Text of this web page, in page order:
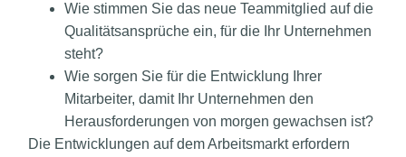
Wie stimmen Sie das neue Teammitglied auf die
Qualitätsansprüche ein, für die Ihr Unternehmen
steht?
Wie sorgen Sie für die Entwicklung Ihrer
Mitarbeiter, damit Ihr Unternehmen den
Herausforderungen von morgen gewachsen ist?
Die Entwicklungen auf dem Arbeitsmarkt erfordern